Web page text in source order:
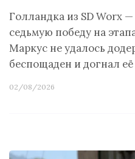
Голландка из SD Worx
седьмую победу на
Маркус не удалось
беспощаден и догнал её
02/08/2026